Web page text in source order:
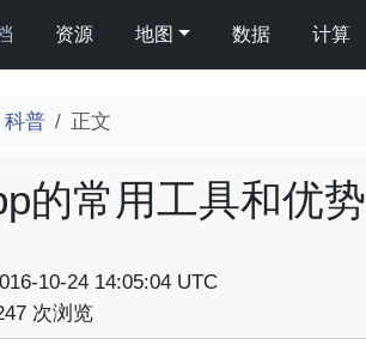
资源 地图 数据 计算
科普 正文
的常用工具和优势
10-24 14:05:04 UTC
次浏览